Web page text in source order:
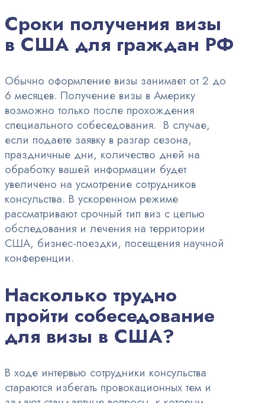
Сроки получения визы
в США для граждан РФ
Обычно оформление визы занимает от 2 до
6 месяцев. Получение визы в Америку
возможно только после прохождения
специального собеседования. В случае,
если подаете заявку в разгар сезона,
праздничные дни, количество дней на
обработку вашей информации будет
увеличено на усмотрение сотрудников
консульства. В ускоренном режиме
рассматривают срочный тип виз с целью
обследования и лечения на территории
США, бизнес-поездки, посещения научной
конференции.
Насколько трудно
пройти собеседование
для визы в США?
В ходе интервью сотрудники консульства
стараются избегать провокационных тем и